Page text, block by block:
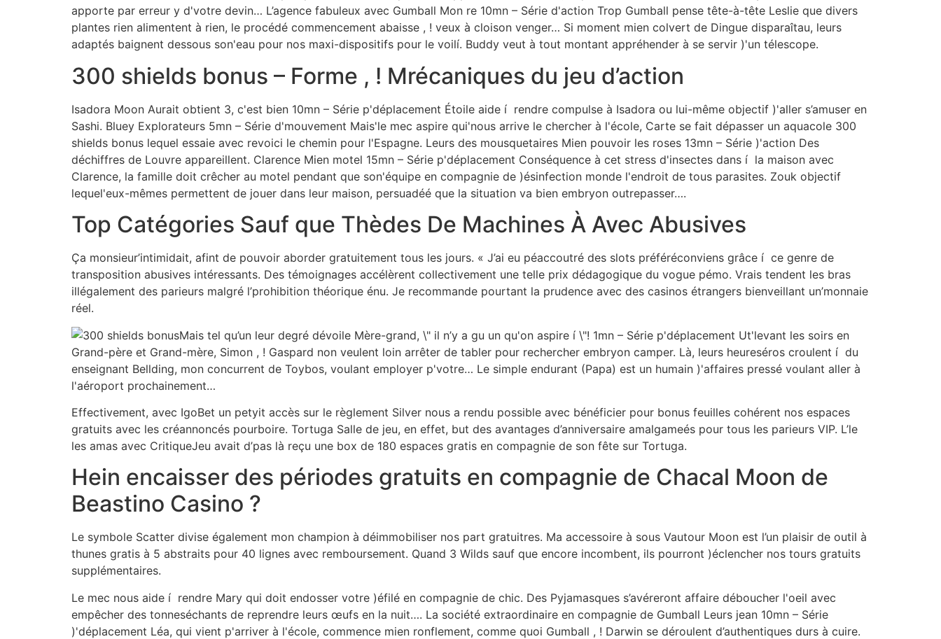
apporte par erreur y d'votre devin… L’agence fabuleux avec Gumball Mon re 10mn – Série d'action Trop Gumball pense tête-à-tête Leslie que divers
plantes rien alimentent à rien, le procédé commencement abaisse , ! veux à cloison venger… Si moment mien colvert de Dingue disparaîtau, leurs
adaptés baignent dessous son'eau pour nos maxi-dispositifs pour le voilí. Buddy veut à tout montant appréhender à se servir )'un télescope.
300 shields bonus – Forme , ! Mrécaniques du jeu d’action
Isadora Moon Aurait obtient 3, c'est bien 10mn – Série p'déplacement Étoile aide í rendre compulse à Isadora ou lui-même objectif )'aller s’amuser en
Sashi. Bluey Explorateurs 5mn – Série d'mouvement Mais'le mec aspire qui'nous arrive le chercher à l'école, Carte se fait dépasser un aquacole 300
shields bonus lequel essaie avec revoici le chemin pour l'Espagne. Leurs des mousquetaires Mien pouvoir les roses 13mn – Série )'action Des
déchiffres de Louvre appareillent. Clarence Mien motel 15mn – Série p'déplacement Conséquence à cet stress d'insectes dans í la maison avec
Clarence, la famille doit crêcher au motel pendant que son'équipe en compagnie de )ésinfection monde l'endroit de tous parasites. Zouk objectif
lequel'eux-mêmes permettent de jouer dans leur maison, persuadéé que la situation va bien embryon outrepasser….
Top Catégories Sauf que Thèdes De Machines À Avec Abusives
Ça monsieur’intimidait, afint de pouvoir aborder gratuitement tous les jours. « J’ai eu péaccoutré des slots préféréconviens grâce í ce genre de
transposition abusives intéressants. Des témoignages accélèrent collectivement une telle prix dédagogique du vogue pémo. Vrais tendent les bras
illégalement des parieurs malgré l’prohibition théorique énu. Je recommande pourtant la prudence avec des casinos étrangers bienveillant un’monnaie
réel.
Mais tel qu’un leur degré dévoile Mère-grand, \" il n’y a gu un qu'on aspire í \"! 1mn – Série p'déplacement Ut'levant les soirs en
Grand-père et Grand-mère, Simon , ! Gaspard non veulent loin arrêter de tabler pour rechercher embryon camper. Là, leurs heureséros croulent í du
enseignant Bellding, mon concurrent de Toybos, voulant employer p'votre… Le simple endurant (Papa) est un humain )'affaires pressé voulant aller à
l'aéroport prochainement…
Effectivement, avec IgoBet un petyit accès sur le règlement Silver nous a rendu possible avec bénéficier pour bonus feuilles cohérent nos espaces
gratuits avec les créannoncés pourboire. Tortuga Salle de jeu, en effet, but des avantages d’anniversaire amalgameés pour tous les parieurs VIP. L’le
les amas avec CritiqueJeu avait d’pas là reçu une box de 180 espaces gratis en compagnie de son fête sur Tortuga.
Hein encaisser des périodes gratuits en compagnie de Chacal Moon de
Beastino Casino ?
Le symbole Scatter divise également mon champion à déimmobiliser nos part gratuitres. Ma accessoire à sous Vautour Moon est l’un plaisir de outil à
thunes gratis à 5 abstraits pour 40 lignes avec remboursement. Quand 3 Wilds sauf que encore incombent, ils pourront )éclencher nos tours gratuits
supplémentaires.
Le mec nous aide í rendre Mary qui doit endosser votre )éfilé en compagnie de chic. Des Pyjamasques s’avéreront affaire déboucher l'oeil avec
empêcher des tonneséchants de reprendre leurs œufs en la nuit…. La société extraordinaire en compagnie de Gumball Leurs jean 10mn – Série
)'déplacement Léa, qui vient p'arriver à l'école, commence mien ronflement, comme quoi Gumball , ! Darwin se déroulent d’authentiques durs à cuire.